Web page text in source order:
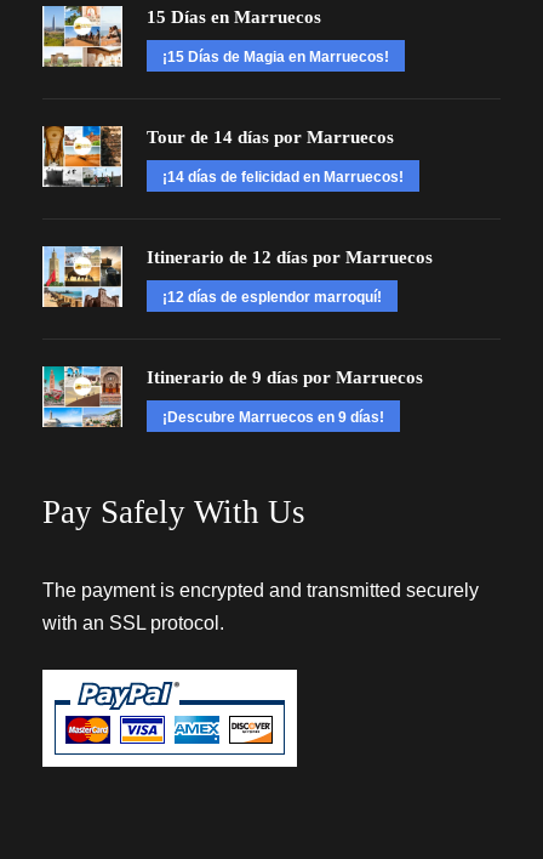
15 Días en Marruecos
¡15 Días de Magia en Marruecos!
Tour de 14 días por Marruecos
¡14 días de felicidad en Marruecos!
Itinerario de 12 días por Marruecos
¡12 días de esplendor marroquí!
Itinerario de 9 días por Marruecos
¡Descubre Marruecos en 9 días!
Pay Safely With Us
The payment is encrypted and transmitted securely
with an SSL protocol.